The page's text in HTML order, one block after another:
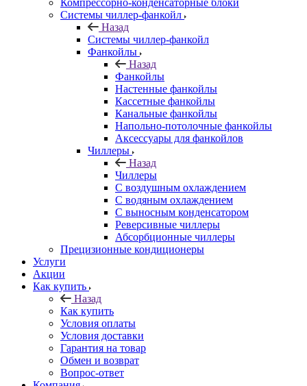
Компрессорно-конденсаторные блоки
Системы чиллер-фанкойл
Назад
Системы чиллер-фанкойл
Фанкойлы
Назад
Фанкойлы
Настенные фанкойлы
Кассетные фанкойлы
Канальные фанкойлы
Напольно-потолочные фанкойлы
Аксессуары для фанкойлов
Чиллеры
Назад
Чиллеры
С воздушным охлаждением
С водяным охлаждением
С выносным конденсатором
Реверсивные чиллеры
Абсорбционные чиллеры
Прецизионные кондиционеры
Услуги
Акции
Как купить
Назад
Как купить
Условия оплаты
Условия доставки
Гарантия на товар
Обмен и возврат
Вопрос-ответ